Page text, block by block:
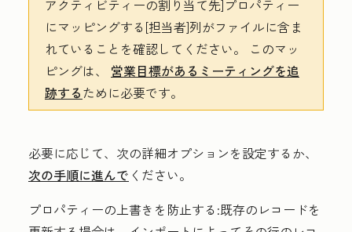
アクティビティーの割り当て先]プロパティー
にマッピングする[担当者]列がファイルに含ま
れていることを確認してください。 このマッ
ピングは、 営業目標があるミーティングを追
跡するために必要です。
必要に応じて、次の詳細オプションを設定するか、
次の手順に進んで ください。
プロパティーの上書きを防止する:既存のレコードを